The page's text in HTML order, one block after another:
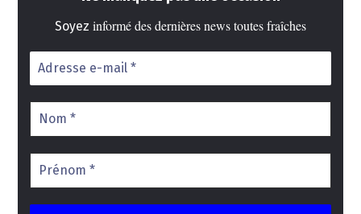
Soyez informé des dernières news toutes fraîches